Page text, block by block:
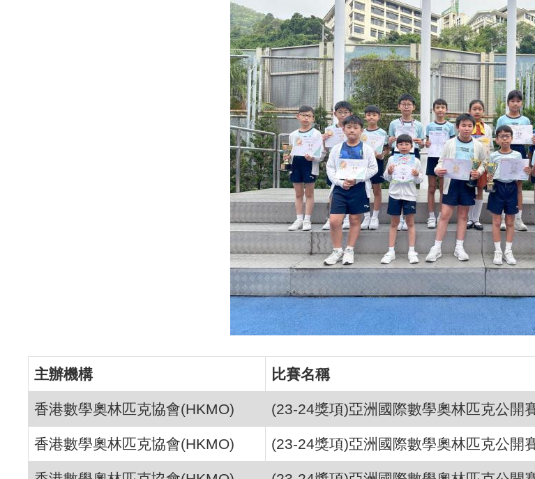
主辦機構 比賽名稱
香港數學奧林匹克協會(HKMO) (23-24獎項)亞洲國際數學奧林匹克公開
香港數學奧林匹克協會(HKMO) (23-24獎項)亞洲國際數學奧林匹克公開